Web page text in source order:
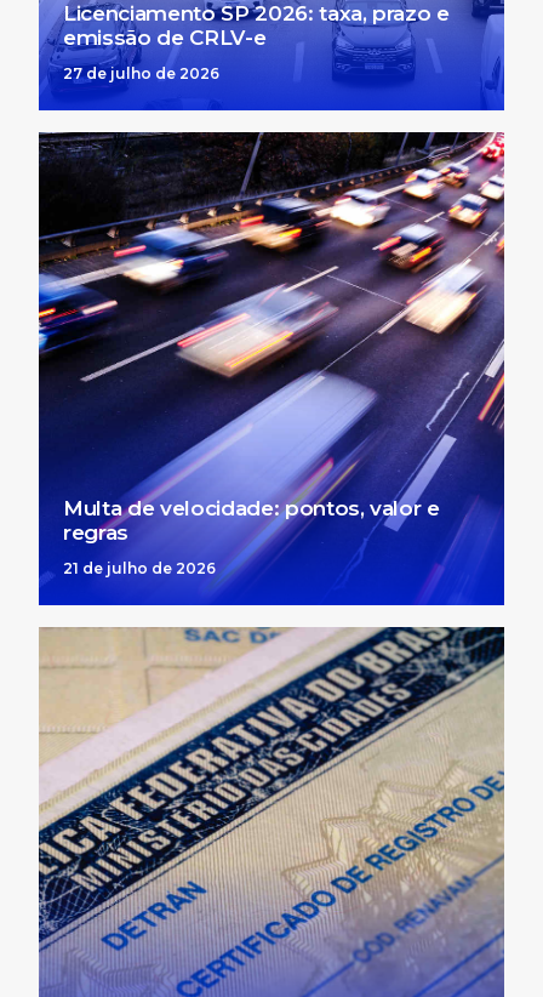
Licenciamento SP 2026: taxa, prazo e
emissão de CRLV-e
27 de julho de 2026
Multa de velocidade: pontos, valor e
regras
21 de julho de 2026